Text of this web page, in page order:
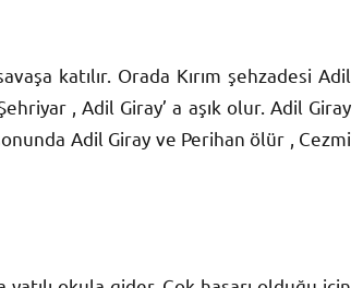
katılır. Orada Kırım şehzadesi Adil
, Adil Giray’ a aşık olur. Adil Giray
Adil Giray ve Perihan ölür , Cezmi